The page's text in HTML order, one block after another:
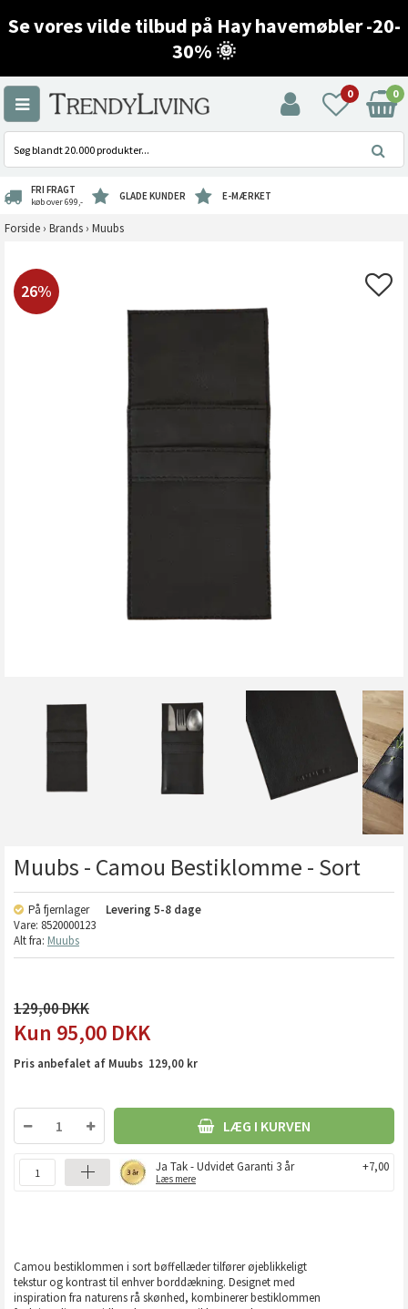
Se vores vilde tilbud på Hay havemøbler -20-
30% 🌞
0 0
FRI FRAGT
køb over 699,- GLADE KUNDER E-MÆRKET
Forside › Brands › Muubs
26%
Muubs - Camou Bestiklomme - Sort
På fjernlager Levering 5-8 dage
Vare: 8520000123
Alt fra: Muubs
129,00
95,00 DKK
Pris anbefalet af Muubs 129,00 kr
LÆG I KURVEN
Ja Tak - Udvidet Garanti 3 år
Læs mere
+7,00
Camou bestiklommen i sort bøffellæder tilfører øjeblikkeligt
tekstur og kontrast til enhver borddækning. Designet med
inspiration fra naturens rå skønhed, kombinerer bestiklommen